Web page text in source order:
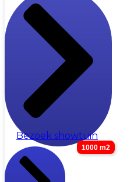
Bezoek showtuin
1000 m2